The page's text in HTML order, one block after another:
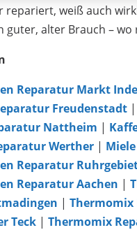
repariert, weiß auch
guter, alter Brauch –
Reparatur Markt
Freudenstadt |
Nattheim |
Werther |
Reparatur
Reparatur Aachen |
| Thermomix
Teck | Thermomix